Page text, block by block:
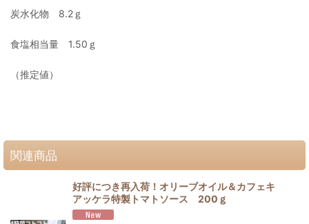
炭水化物 8.2ｇ
食塩相当量 1.50ｇ
（推定値）
関連商品
好評につき再入荷！オリーブオイル＆カフェキ
アッケラ特製トマトソース 200ｇ